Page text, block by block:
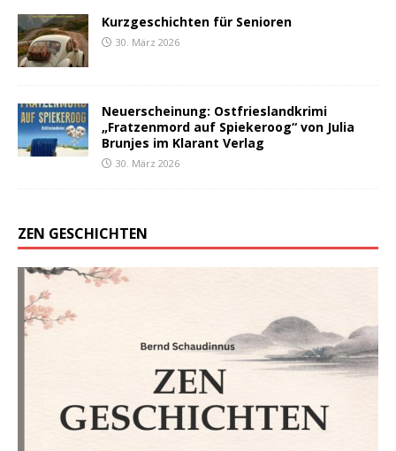
Kurzgeschichten für Senioren
30. März 2026
Neuerscheinung: Ostfrieslandkrimi
„Fratzenmord auf Spiekeroog“ von Julia
Brunjes im Klarant Verlag
30. März 2026
ZEN GESCHICHTEN